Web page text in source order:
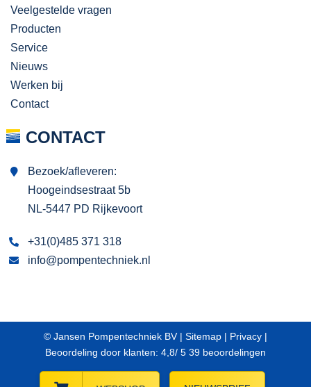
Veelgestelde vragen
Producten
Service
Nieuws
Werken bij
Contact
CONTACT
Bezoek/afleveren:
Hoogeindsestraat 5b
NL-5447 PD Rijkevoort
+31(0)485 371 318
info@pompentechniek.nl
© Jansen Pompentechniek BV | Sitemap | Privacy |
Beoordeling door klanten: 4,8/ 5 39 beoordelingen